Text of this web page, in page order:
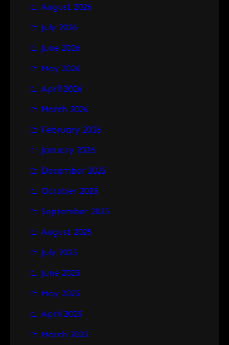
c
h
August 2026
July 2026
June 2026
May 2026
April 2026
March 2026
February 2026
January 2026
December 2025
October 2025
September 2025
August 2025
July 2025
June 2025
May 2025
April 2025
March 2025